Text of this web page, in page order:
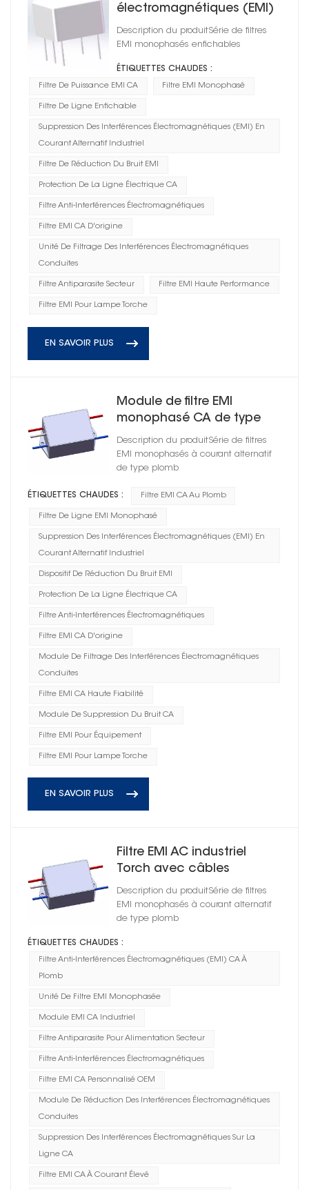
électromagnétiques (EMI)
pour lampe torche
monophasée CA
Description du produitSérie de filtres
EMI monophasés enfichables
ÉTIQUETTES CHAUDES :
Filtre De Puissance EMI CA Filtre EMI Monophasé
Filtre De Ligne Enfichable
Suppression Des Interférences Électromagnétiques (EMI) En
Courant Alternatif Industriel
Filtre De Réduction Du Bruit EMI
Protection De La Ligne Électrique CA
Filtre Anti-Interférences Électromagnétiques
Filtre EMI CA D'origine
Unité De Filtrage Des Interférences Électromagnétiques
Conduites
Filtre Antiparasite Secteur Filtre EMI Haute Performance
Filtre EMI Pour Lampe Torche
EN SAVOIR PLUS
Module de filtre EMI
monophasé CA de type
torche
Description du produitSérie de filtres
EMI monophasés à courant alternatif
de type plomb
ÉTIQUETTES CHAUDES : Filtre EMI CA Au Plomb
Filtre De Ligne EMI Monophasé
Suppression Des Interférences Électromagnétiques (EMI) En
Courant Alternatif Industriel
Dispositif De Réduction Du Bruit EMI
Protection De La Ligne Électrique CA
Filtre Anti-Interférences Électromagnétiques
Filtre EMI CA D'origine
Module De Filtrage Des Interférences Électromagnétiques
Conduites
Filtre EMI CA Haute Fiabilité
Module De Suppression Du Bruit CA
Filtre EMI Pour Équipement
Filtre EMI Pour Lampe Torche
EN SAVOIR PLUS
Filtre EMI AC industriel
Torch avec câbles
Description du produitSérie de filtres
EMI monophasés à courant alternatif
de type plomb
ÉTIQUETTES CHAUDES :
Filtre Anti-Interférences Électromagnétiques (EMI) CA À
Plomb
Unité De Filtre EMI Monophasée
Module EMI CA Industriel
Filtre Antiparasite Pour Alimentation Secteur
Filtre Anti-Interférences Électromagnétiques
Filtre EMI CA Personnalisé OEM
Module De Réduction Des Interférences Électromagnétiques
Conduites
Suppression Des Interférences Électromagnétiques Sur La
Ligne CA
Filtre EMI CA À Courant Élevé